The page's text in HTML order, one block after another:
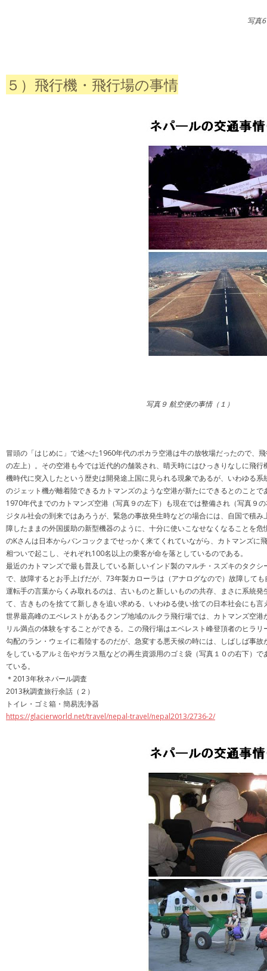
写真
５）飛行機・飛行場の事情
写真９ 航空便の事情（１）
冒頭の「はじめに」で述べた1960年代のポカラ空港は牛の放牧場だったので、
の左上）。その空港も今では近代的の舗装され、晴天時にはひっきりなしに飛
機時代に突入したという歴史は開発途上国に見られる現象であるが、いわゆる
のジェット機が離着陸できるカトマンズのような空港が新たにできるとのことで
1970年代までのカトマンズ空港（写真９の左下）も現在では整備され（写真９
ジタル社会の到来ではあろうが、緊急の事故発生時などの場合には、自国で積
障したままの外国援助の新型機器のように、十分に使いこなせなくなることを
のKさんは日本からバンコックまでせっかく来てくれていながら、カトマンズ
相ついで起こし、それぞれ100名以上の乗客が命を落としているのである。
最近のカトマンズで最も普及している新しいインド製のマルチ・スズキのタク
で、故障するとお手上げだが、73年製カローラは（アナログなので）故障して
運転手の言葉からくみ取れるのは、古いものと新しいものの共存、まさに系統
て、古きものを捨てて新しきを追い求める、いわゆる使い捨ての日本社会にも
世界最高峰のエベレストがあるクンブ地域のルクラ飛行場では、カトマンズ空
リル満点の体験をすることができる。この飛行場はエベレスト峰登頂者のヒラ
勾配のラン・ウェイに着陸するのだが、急変する悪天候の時には、しばしば事
をしているアルミ缶やガラス瓶などの再生資源用のゴミ袋（写真１０の右下）
ている。
＊2013年秋ネパール調査
2013秋調査旅行余話（２）
トイレ・ゴミ箱・簡易洗浄器
https://glacierworld.net/travel/nepal-travel/nepal2013/2736-2/